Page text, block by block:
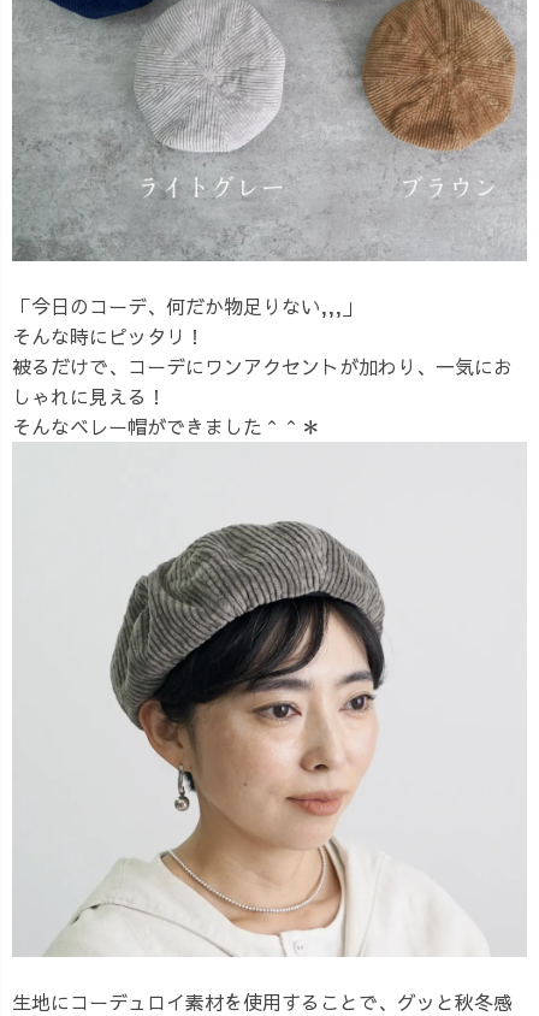
「今日のコーデ、何だか物足りない,,,」
そんな時にピッタリ！
被るだけで、コーデにワンアクセントが加わり、一気にお
しゃれに見える！
そんなベレー帽ができました＾＾＊
生地にコーデュロイ素材を使用することで、グッと秋冬感